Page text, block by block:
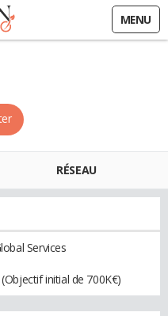
MENU
RÉSEAU
Services
initial de 700K€)